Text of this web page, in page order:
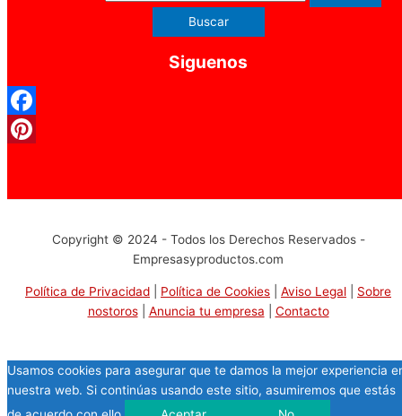
Siguenos
Copyright © 2024 - Todos los Derechos Reservados -
Empresasyproductos.com
Política de Privacidad Política de Cookies Aviso Legal
Sobre
nostoros| Anuncia tu empresa Contacto
Usamos cookies para asegurar que te damos la mejor experiencia
nuestra web. Si continúas usando este sitio, asumiremos que estás